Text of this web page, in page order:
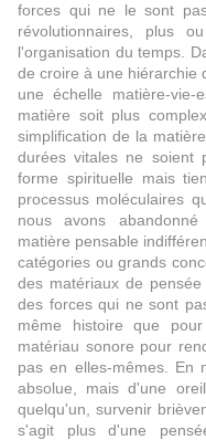
forces qui ne le sont
révolutionnaires, plus
l'organisation du temps.
de croire à une hiérarchie
une échelle matière-
matière soit plus
simplification de la
durées vitales ne soient
forme spirituelle mais
processus moléculaires
nous avons
matière pensable
catégories ou grands
des matériaux de
des forces qui ne sont
même histoire que
matériau sonore pour
pas en elles-mêmes. En
absolue, mais d'une
quelqu'un, survenir
s'agit plus d'une